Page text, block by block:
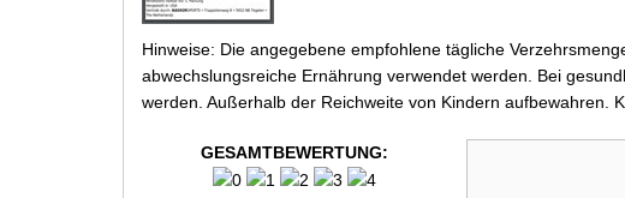
Hinweise: Die angegebene empfohlene tägliche
abwechslungsreiche Ernährung verwendet werden. Bei
werden. Außerhalb der Reichweite von Kindern aufbewahren.
GESAMTBEWERTUNG: